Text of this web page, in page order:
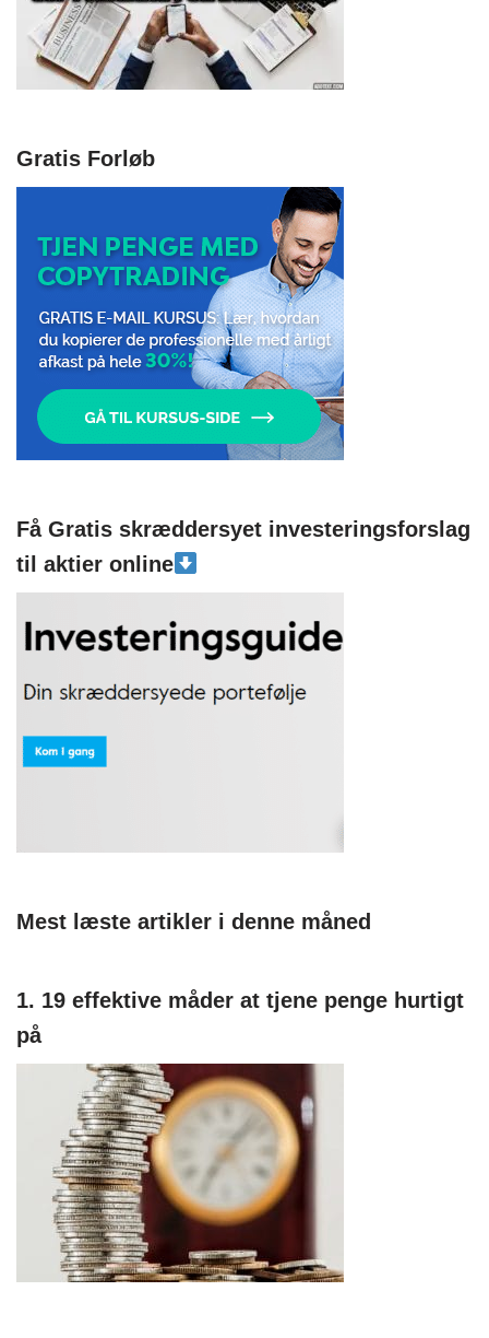
Gratis Forløb
Få Gratis skræddersyet investeringsforslag
til aktier online
Mest læste artikler i denne måned
1. 19 effektive måder at tjene penge hurtigt
på